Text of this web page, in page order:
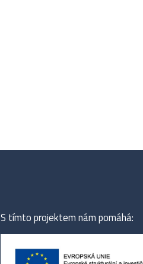
S tímto projektem nám pomáhá: